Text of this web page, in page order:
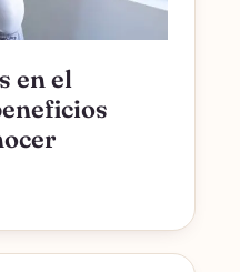
en el